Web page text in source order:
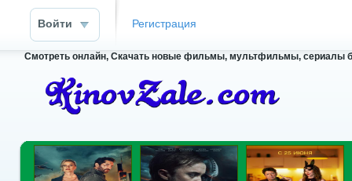
Войти Регистрация
Смотреть онлайн, Скачать новые фильмы, мультфильмы, сериалы